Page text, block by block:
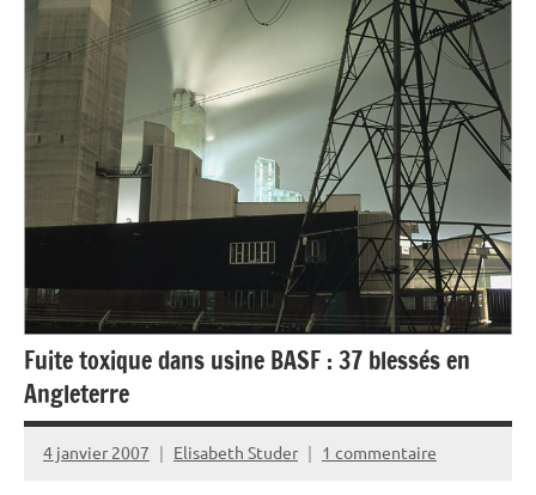
Fuite toxique dans usine BASF : 37 blessés en
Angleterre
4 janvier 2007 Elisabeth Studer 1 commentaire